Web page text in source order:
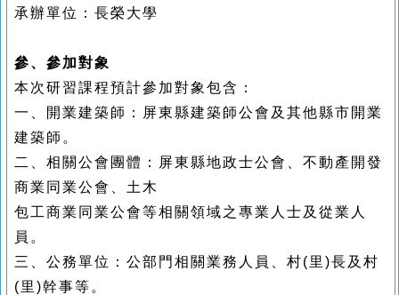
承辦單位：長榮大學
參、參加對象
本次研習課程預計參加對象包含：
一、
開業建築師：屏東縣建築師公會及其他縣市開業
建築師。
二、相關公會團體：屏東縣地政士公會、不動產開發
商業同業公會、土木
包工商業同業公會等相關領域之專業人士及從業人
員。
三、公務單位：公部門相關業務人員、村(里)長及村
(里)幹事等。